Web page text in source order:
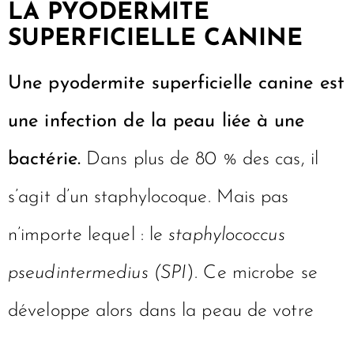
LA PYODERMITE
SUPERFICIELLE CANINE
Une pyodermite superficielle canine est
une infection de la peau liée à une
bactérie.Dans plus de 80 % des cas, il
s’agit d’un staphylocoque. Mais pas
n’importe lequel : le staphylococcus
pseudintermedius (SPI ). Ce microbe se
développe alors dans la peau de votre